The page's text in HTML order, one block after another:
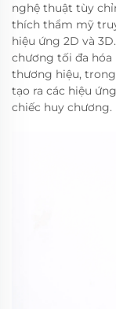
nghệ thuật tùy
thích thẩm mỹ
hiệu ứng 2D và
chương tối đa hóa
thương hiệu,
tạo ra các hiệu
chiếc huy chương.